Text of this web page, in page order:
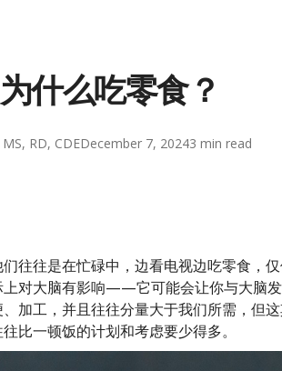
什么吃零食？
RD, CDEDecember 7, 20243
往往是在忙碌中，边看电视边吃零食，
上对大脑有影响——它可能会让你与大脑
加工，并且往往分量大于我们所需，但
比一顿饭的计划和考虑要少得多。